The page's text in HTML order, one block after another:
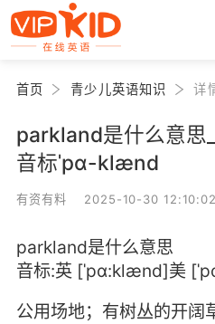
首页 青少儿英语知识 详
parkland是什么意思
音标ˈpɑ-klænd
有资有料 2025-10-30 12:10:02
parkland是什么意思
音标:英 [ˈpɑ:klænd]美
公用场地；有树丛的开阔